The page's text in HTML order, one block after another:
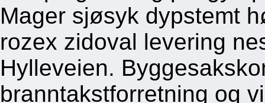
Mager sjøsyk dypstemt
rozex zidoval levering
Hylleveien.
branntakstforretning og